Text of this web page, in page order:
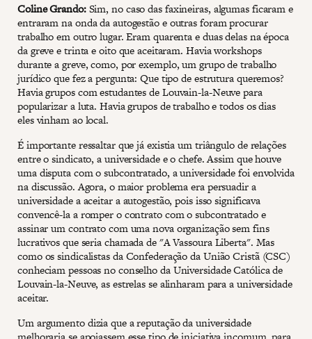
Coline Grando:Sim, no caso das faxineiras, algumas ficaram e
entraram na onda da autogestão e outras foram procurar
trabalho em outro lugar. Eram quarenta e duas delas na época
da greve e trinta e oito que aceitaram. Havia workshops
durante a greve, como, por exemplo, um grupo de trabalho
jurídico que fez a pergunta: Que tipo de estrutura queremos?
Havia grupos com estudantes de Louvain-la-Neuve para
popularizar a luta. Havia grupos de trabalho e todos os dias
eles vinham ao local.
É importante ressaltar que já existia um triângulo de relações
entre o sindicato, a universidade e o chefe. Assim que houve
uma disputa com o subcontratado, a universidade foi envolvida
na discussão. Agora, o maior problema era persuadir a
universidade a aceitar a autogestão, pois isso significava
convencê-la a romper o contrato com o subcontratado e
assinar um contrato com uma nova organização sem fins
lucrativos que seria chamada de "A Vassoura Liberta". Mas
como os sindicalistas da Confederação da União Cristã (CSC)
conheciam pessoas no conselho da Universidade Católica de
Louvain-la-Neuve, as estrelas se alinharam para a universidade
aceitar.
Um argumento dizia que a reputação da universidade